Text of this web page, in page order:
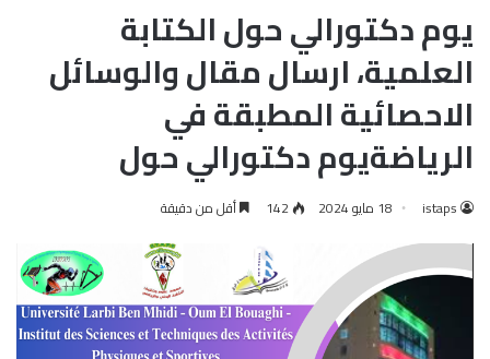
يوم دكتورالي حول الكتابة
العلمية، ارسال مقال والوسائل
الاحصائية المطبقة في
الرياضةيوم دكتورالي حول
istaps 18 مايو 2024 142 أقل من دقيقة